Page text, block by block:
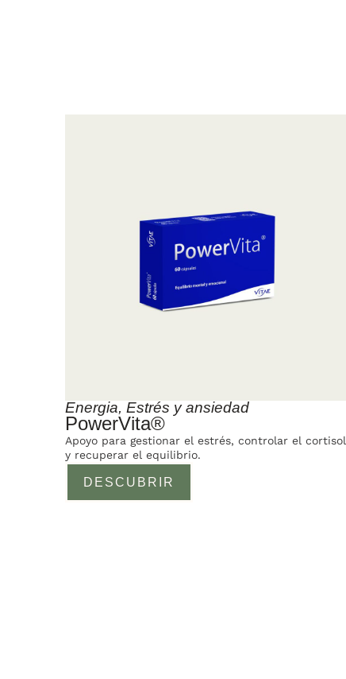
Energia, Estrés y ansiedad
PowerVita®
DESCUBRIR
Apoyo para gestionar el estrés, controlar el cortisol
y recuperar el equilibrio.